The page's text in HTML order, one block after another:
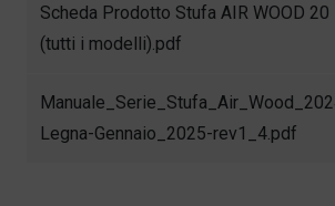
Scheda Prodotto Stufa AIR WOOD 20
(tutti i modelli).pdf
Legna-Gennaio_2025-rev1_4.pdf